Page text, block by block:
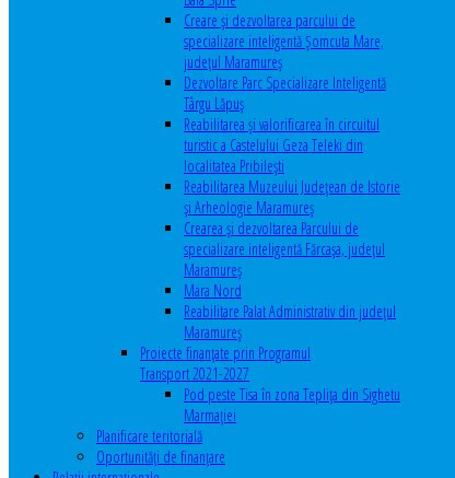
Creare și dezvoltarea parcului de
specializare inteligentă Șomcuta Mare,
județul Maramureș
Dezvoltare Parc Specializare Inteligentă
Târgu Lăpuș
Reabilitarea și valorificarea în circuitul
turistic a Castelului Geza Teleki din
localitatea Pribilești
Reabilitarea Muzeului Județean de Istorie
și Arheologie Maramureș
Crearea și dezvoltarea Parcului de
specializare inteligentă Fărcașa, județul
Maramureș
Mara Nord
Reabilitare Palat Administrativ din județul
Maramureș
Proiecte finanțate prin Programul
Transport 2021-2027
Pod peste Tisa în zona Teplița din Sighetu
Marmației
Planificare teritorială
Oportunităţi de finanţare